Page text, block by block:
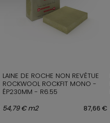
LAINE DE ROCHE NON REVÊTUE
ROCKWOOL ROCKFIT MONO -
ÉP230MM - R6.55
87,66 €
54,79 € m2